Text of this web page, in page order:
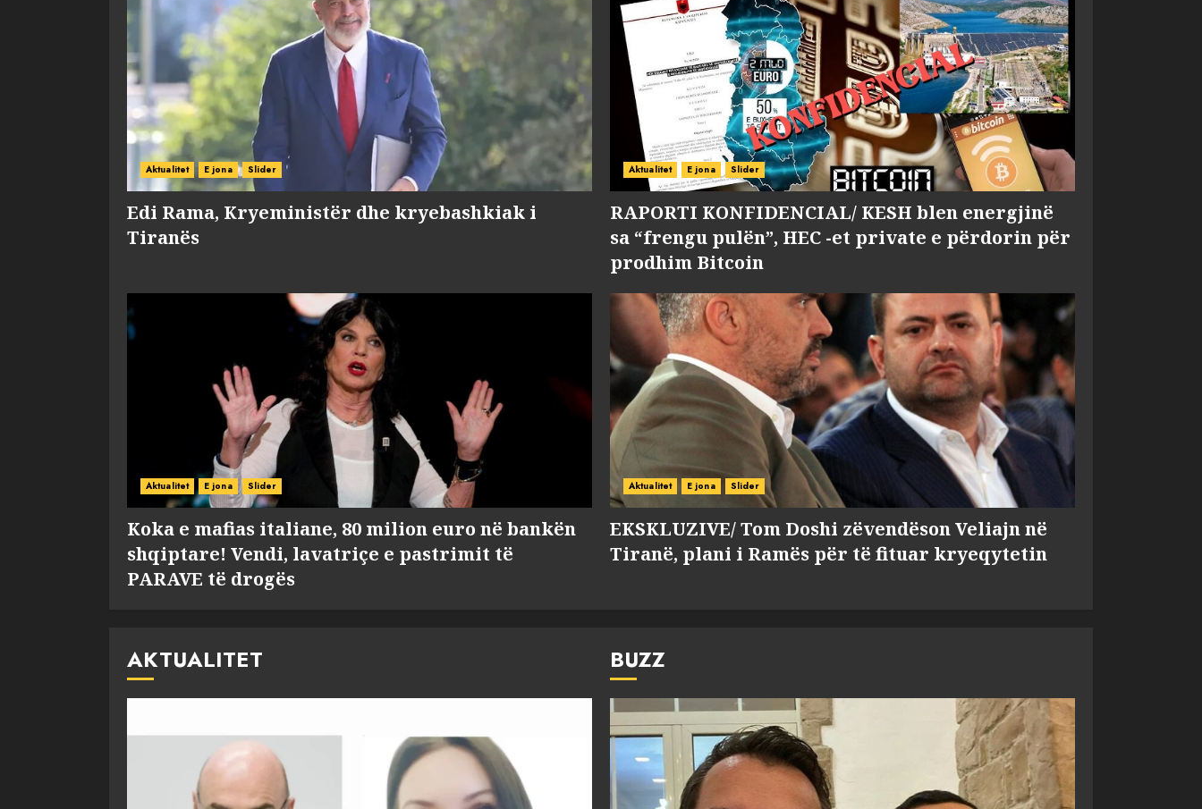
Aktualitet E jona Slider
Edi Rama, Kryeministër dhe kryebashkiak i
Tiranës
Aktualitet E jona Slider
RAPORTI KONFIDENCIAL/ KESH blen energjinë
sa “frengu pulën”, HEC -et private e përdorin për
prodhim Bitcoin
Aktualitet E jona Slider
Koka e mafias italiane, 80 milion euro në bankën
shqiptare! Vendi, lavatriçe e pastrimit të
PARAVE të drogës
Aktualitet E jona Slider
EKSKLUZIVE/ Tom Doshi zëvendëson Veliajn në
Tiranë, plani i Ramës për të fituar kryeqytetin
AKTUALITET BUZZ